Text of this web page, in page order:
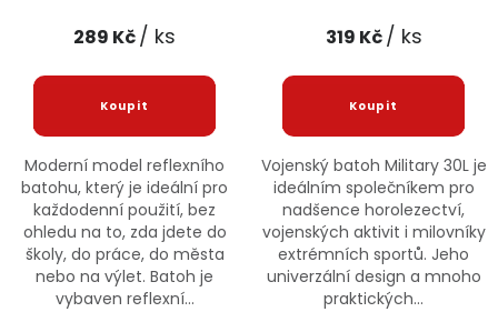
289 Kč/ ks
Moderní model reflexního
batohu, který je ideální pro
každodenní použití, bez
ohledu na to, zda jdete do
školy, do práce, do města
nebo na výlet. Batoh je
vybaven reflexní...
319 Kč/ ks
Vojenský batoh Military 30L je
ideálním společníkem pro
nadšence horolezectví,
vojenských aktivit i milovníky
extrémních sportů. Jeho
univerzální design a mnoho
praktických...